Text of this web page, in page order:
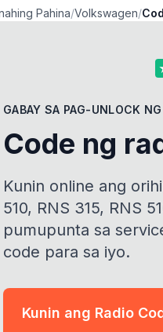
Pahina/Volkswagen/
GABAY SA PAG-UNLOCK NG
Code ng
Kunin online ang
510, RNS 315, RNS
pumupunta sa
code para sa iyo.
Kunin ang Radio